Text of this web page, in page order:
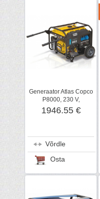
Generaator Atlas Copco
P8000, 230 V,
elektristardiga
1946.55 €
Võrdle
Osta